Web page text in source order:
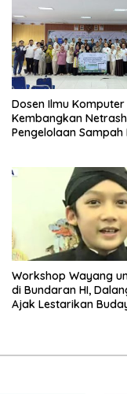
Dosen Ilmu Komputer
Kembangkan
Pengelolaan Sampah
Workshop Wayang
di Bundaran HI,
Ajak Lestarikan